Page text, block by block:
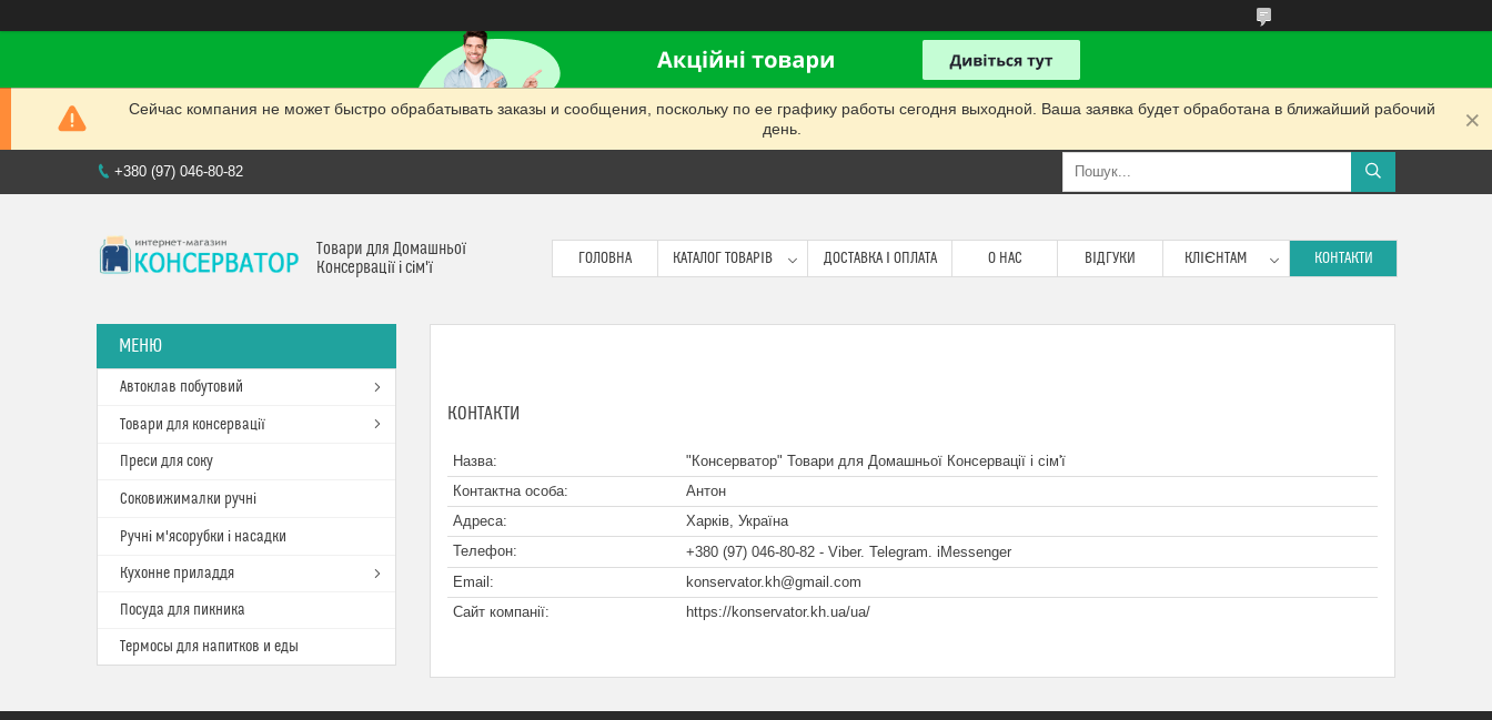
Сейчас компания не может быстро обрабатывать заказы и сообщения, поскольку по ее графику работы сегодня выходной. Ваша заявка будет обработана в ближайший рабочий
день.
+380 (97) 046-80-82
Товари для Домашньої
Консервації і сім'ї
ГОЛОВНА КАТАЛОГ ТОВАРІВ ДОСТАВКА І ОПЛАТА О НАС ВІДГУКИ КЛІЄНТАМ КОНТАКТИ
КОНТАКТИ
"Консерватор" Товари для Домашньої Консервації і сім'ї
Антон
Харків, Україна
+380 (97) 046-80-82
Viber. Telegram. iMessenger
konservator.kh@gmail.com
https://konservator.kh.ua/ua/
Автоклав побутовий
Товари для консервації
Преси для соку
Соковижималки ручні
Ручні м'ясорубки і насадки
Кухонне приладдя
Посуда для пикника
Термосы для напитков и еды